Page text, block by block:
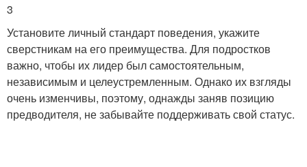
3
Установите личный стандарт поведения, укажите
сверстникам на его преимущества. Для подростков
важно, чтобы их лидер был самостоятельным,
независимым и целеустремленным. Однако их взгляды
очень изменчивы, поэтому, однажды заняв позицию
предводителя, не забывайте поддерживать свой статус.